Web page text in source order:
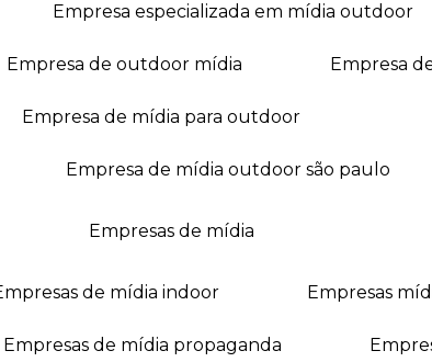
empresa especializada em mídia outdoor
empresa de outdoor mídia empresa
empresa de mídia para outdoor
empresa de mídia outdoor são paulo
empresas de mídia
empresas de mídia indoor empresas
empresas de mídia propaganda